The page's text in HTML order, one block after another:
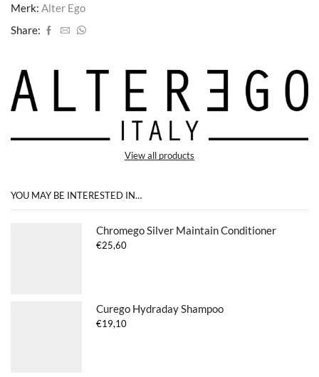
Merk: Alter Ego
Share:
View all products
YOU MAY BE INTERESTED IN…
Chromego Silver Maintain Conditioner
€25,60
Curego Hydraday Shampoo
€19,10